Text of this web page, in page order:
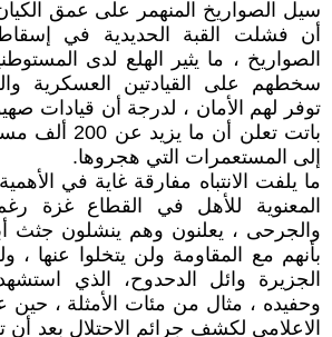
سيل الصواريخ المنهمر على عمق
أن فشلت القبة الحديدية في
الصواريخ ، ما يثير الهلع لدى
سخطهم على القيادتين العسكرية
توفر لهم الأمان ، لدرجة أن قيادات
باتت تعلن أن ما
إلى المستعمرات التي هجروها.
ما يلفت الانتباه مفارقة غاية في
المعنوية للأهل في القطاع غزة
والجرحى ، يعلنون وهم ينشلون جثث
بأنهم مع المقاومة ولن يتخلوا عنها ،
الجزيرة وائل الدحدوح، الذي
وحفيده ، مثال من مئات الأمثلة ، حين
الاعلامي لكشف جرائم الاحتلال بعد